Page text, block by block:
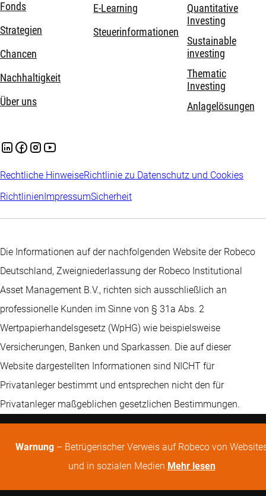
Fonds
Strategien
Chancen
Nachhaltigkeit
Über uns
E-Learning
Steuerinformationen
Quantitative
Investing
Sustainable
investing
Thematic
Investing
Anlagelösungen
Rechtliche HinweiseRichtlinie zu Datenschutz und Cookies
Richtlinien ImpressumSicherheit
Die Informationen auf der nachfolgenden Website der Robeco
Deutschland, Zweigniederlassung der Robeco Institutional
Asset Management B.V., richten sich ausschließlich an
professionelle Kunden im Sinne von § 31a Abs. 2
Wertpapierhandelsgesetz (WpHG) wie beispielsweise
Versicherungen, Banken und Sparkassen. Die auf dieser
Website dargestellten Informationen sind NICHT für
Privatanleger bestimmt und entsprechen nicht den für
Privatanleger maßgeblichen gesetzlichen Bestimmungen.
Warnung – Betrügerischer Verweis auf Robeco von
und in sozialen Medien Mehr lesen